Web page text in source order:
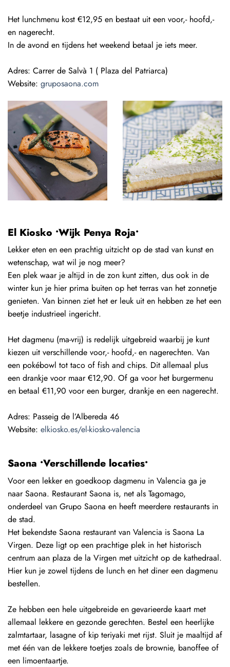
Het lunchmenu kost €12,95 en bestaat uit een voor,- hoofd,-
en nagerecht.
In de avond en tijdens het weekend betaal je iets meer.
Adres: Carrer de Salvà 1 ( Plaza del Patriarca)
Website: gruposaona.com
El Kiosko •Wijk Penya Roja•
Lekker eten en een prachtig uitzicht op de stad van kunst en
wetenschap, wat wil je nog meer?
Een plek waar je altijd in de zon kunt zitten, dus ook in de
winter kun je hier prima buiten op het terras van het zonnetje
genieten. Van binnen ziet het er leuk uit en hebben ze het een
beetje industrieel ingericht.
Het dagmenu (ma-vrij) is redelijk uitgebreid waarbij je kunt
kiezen uit verschillende voor,- hoofd,- en nagerechten. Van
een pokébowl tot taco of fish and chips. Dit allemaal plus
een drankje voor maar €12,90. Of ga voor het burgermenu
en betaal €11,90 voor een burger, drankje en een nagerecht.
Adres: Passeig de l’Albereda 46
Website: elkiosko.es/el-kiosko-valencia
Saona •Verschillende locaties•
Voor een lekker en goedkoop dagmenu in Valencia ga je
naar Saona. Restaurant Saona is, net als Tagomago,
onderdeel van Grupo Saona en heeft meerdere restaurants in
de stad.
Het bekendste Saona restaurant van Valencia is Saona La
Virgen. Deze ligt op een prachtige plek in het historisch
centrum aan plaza de la Virgen met uitzicht op de kathedraal.
Hier kun je zowel tijdens de lunch en het diner een dagmenu
bestellen.
Ze hebben een hele uitgebreide en gevarieerde kaart met
allemaal lekkere en gezonde gerechten. Bestel een heerlijke
zalmtartaar, lasagne of kip teriyaki met rijst. Sluit je maaltijd af
met één van de lekkere toetjes zoals de brownie, banoffee of
een limoentaartje.